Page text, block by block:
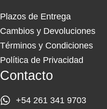
Plazos de Entrega
Cambios y Devoluciones
Términos y Condiciones
Política de Privacidad
Contacto
+54 261 341 9703